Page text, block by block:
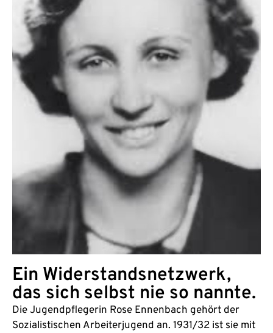
Ein Widerstandsnetzwerk,
das sich selbst nie so nannte.
Die Jugendpflegerin Rose Ennenbach gehört der
Sozialistischen Arbeiterjugend an. 1931/32 ist sie mit